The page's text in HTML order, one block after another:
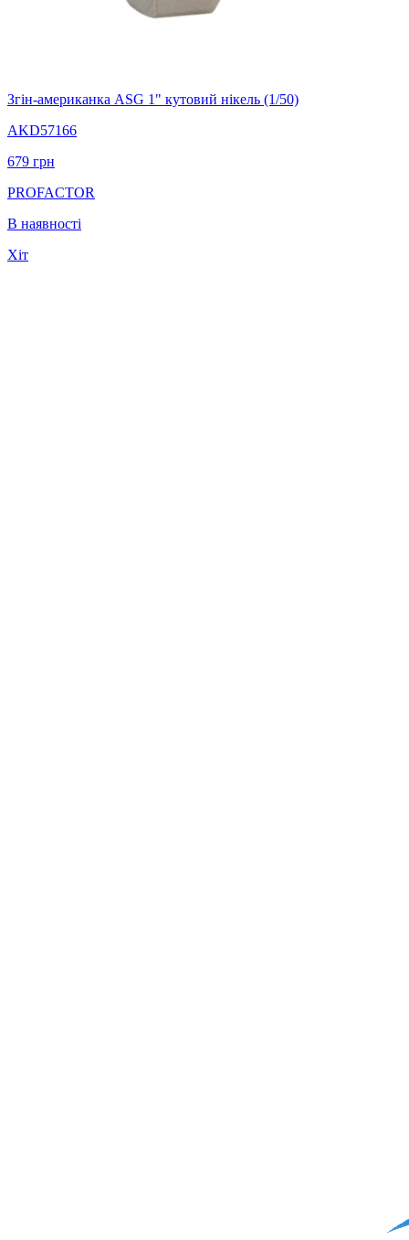
Згін-американка ASG 1" кутовий нікель (1/50)
AKD57166
679 грн
PROFACTOR
В наявності
Хіт